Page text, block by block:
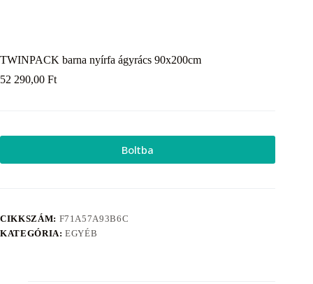
TWINPACK barna nyírfa ágyrács 90x200cm
52 290,00 Ft
Boltba
CIKKSZÁM: F71A57A93B6C
KATEGÓRIA:EGYÉB